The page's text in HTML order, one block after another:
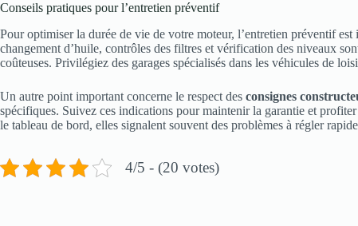
Conseils pratiques pour l’entretien préventif
Pour optimiser la durée de vie de votre moteur, l’entretien préventif est
changement d’huile, contrôles des filtres et vérification des niveaux
coûteuses. Privilégiez des garages spécialisés dans les véhicules de
Un autre point important concerne le respect des consignes
spécifiques. Suivez ces indications pour maintenir la garantie et
le tableau de bord, elles signalent souvent des problèmes à régler
4/5 - (20 votes)